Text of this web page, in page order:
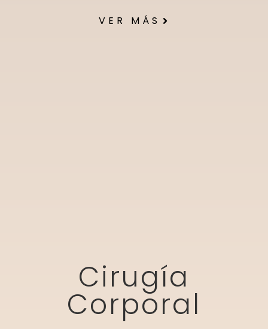
VER MÁS
Cirugía
Corporal